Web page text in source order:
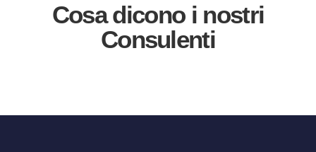
Cosa dicono i nostri
Consulenti